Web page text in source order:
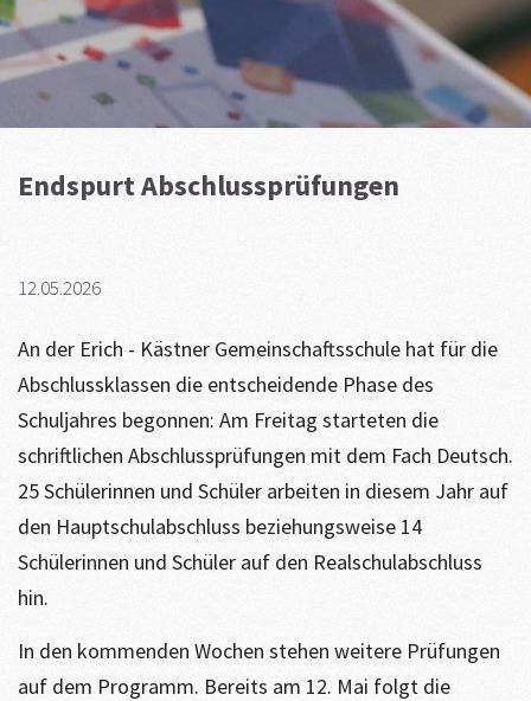
Endspurt Abschlussprüfungen
12.05.2026
An der Erich - Kästner Gemeinschaftsschule hat für die
Abschlussklassen die entscheidende Phase des
Schuljahres begonnen: Am Freitag starteten die
schriftlichen Abschlussprüfungen mit dem Fach Deutsch.
25 Schülerinnen und Schüler arbeiten in diesem Jahr auf
den Hauptschulabschluss beziehungsweise 14
Schülerinnen und Schüler auf den Realschulabschluss
hin.
In den kommenden Wochen stehen weitere Prüfungen
auf dem Programm. Bereits am 12. Mai folgt die